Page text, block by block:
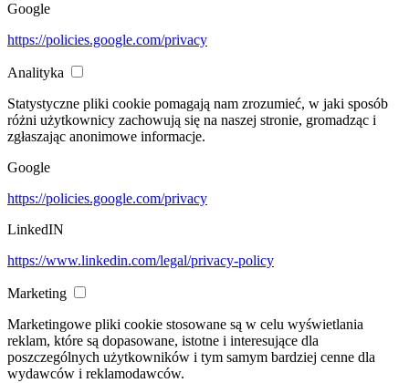
Google
https://policies.google.com/privacy
Analityka
Statystyczne pliki cookie pomagają nam zrozumieć, w jaki sposób
różni użytkownicy zachowują się na naszej stronie, gromadząc i
zgłaszając anonimowe informacje.
Google
https://policies.google.com/privacy
LinkedIN
https://www.linkedin.com/legal/privacy-policy
Marketing
Marketingowe pliki cookie stosowane są w celu wyświetlania
reklam, które są dopasowane, istotne i interesujące dla
poszczególnych użytkowników i tym samym bardziej cenne dla
wydawców i reklamodawców.